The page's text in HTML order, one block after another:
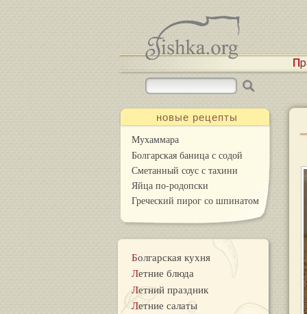
новые рецепты
Мухаммара
Болгарская баница с содой
Сметанный соус с тахини
Яйца по-родопски
Греческий пирог со шпинатом
Болгарская кухня
Летние блюда
Летний праздник
Летние салаты